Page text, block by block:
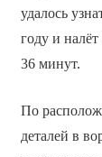
удалось
году и налёт
36 минут.
По
деталей в